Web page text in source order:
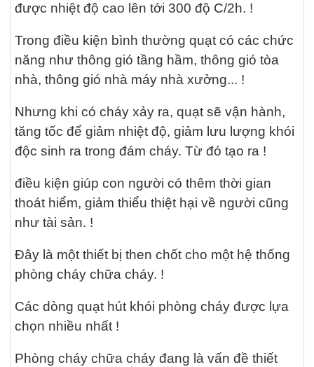
được nhiệt độ cao lên tới 300 độ C/2h. !
Trong điều kiện bình thường quạt có các chức
năng như thông gió tầng hầm, thông gió tòa
nhà, thông gió nhà máy nhà xưởng... !
Nhưng khi có cháy xảy ra, quạt sẽ vận hành,
tăng tốc để giảm nhiệt độ, giảm lưu lượng khói
độc sinh ra trong đám cháy. Từ đó tạo ra !
điều kiện giúp con người có thêm thời gian
thoát hiểm, giảm thiểu thiệt hại về người cũng
như tài sản. !
Đây là một thiết bị then chốt cho một hệ thống
phòng cháy chữa cháy. !
Các dòng quạt hút khói phòng cháy được lựa
chọn nhiều nhất !
Phòng cháy chữa cháy đang là vấn đề thiết